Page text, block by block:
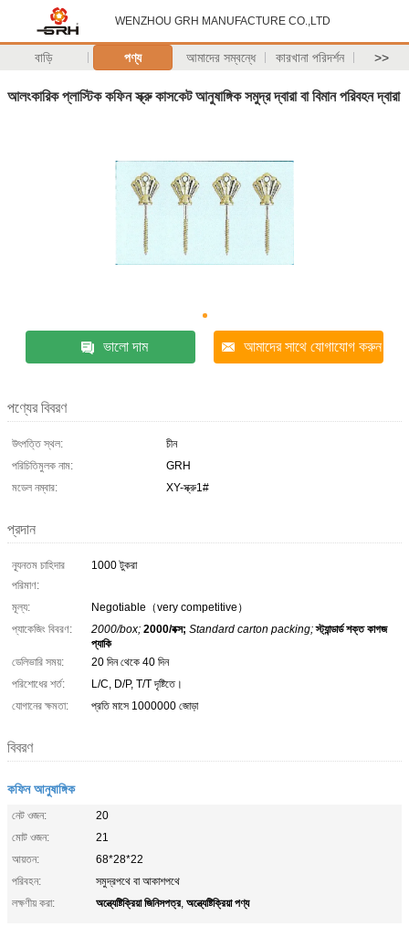
WENZHOU GRH MANUFACTURE CO.,LTD
বাড়ি পণ্য আমাদের সম্বন্ধে কারখানা পরিদর্শন >>
আলংকারিক প্লাস্টিক কফিন স্ক্রু কাসকেট আনুষাঙ্গিক সমুদ্র দ্বারা বা বিমান পরিবহন দ্বারা
ভালো দাম আমাদের সাথে যোগাযোগ করুন
পণ্যের বিবরণ
উৎপত্তি স্থল:
চীন
পরিচিতিমুলক নাম:
GRH
মডেল নম্বার:
XY-স্ক্রু1#
প্রদান
ন্যূনতম চাহিদার
পরিমাণ:
1000 টুকরা
মূল্য:
Negotiable（very competitive）
প্যাকেজিং বিবরণ:
2000/box; 2000/বক্স; Standard carton packing; স্ট্যান্ডার্ড শক্ত কাগজ
প্যাকি
ডেলিভারি সময়:
20 দিন থেকে 40 দিন
পরিশোধের শর্ত:
L/C, D/P, T/T দৃষ্টিতে।
যোগানের ক্ষমতা:
প্রতি মাসে 1000000 জোড়া
বিবরণ
কফিন আনুষাঙ্গিক
নেট ওজন:
20
মোট ওজন:
21
আয়তন:
68*28*22
পরিবহন:
সমুদ্রপথে বা আকাশপথে
লক্ষণীয় করা:
অন্ত্যেষ্টিক্রিয়া জিনিসপত্র, অন্ত্যেষ্টিক্রিয়া পণ্য